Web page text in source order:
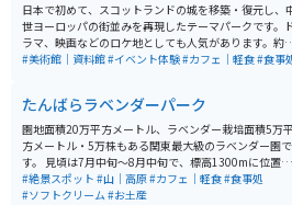
日本で初めて、スコットランドの城を移築・復元し、
世ヨーロッパの街並みを再現したテーマパークです。
ラマ、映画などのロケ地としても人気があります。約
0着の豪華ドレスを試せる「プリンセス体験」と「謎解
#美術館｜資料館#イベント体験#カフェ｜軽食#食事
たんばらラベンダーパーク
園地面積20万平方メートル、ラベンダー栽培面積5万平
方メートル・5万株もある関東最大級のラベンダー園で
す。 見頃は7月中旬～8月中旬で、標高1300mに位置す
るので涼しいです。園内には、見わたすかぎりのラベン
ダーや、カラフルな花々を並べた彩の丘、一面に咲くひ
#絶景スポット #山｜高原#カフェ｜軽食#食事処
#ソフトクリーム#お土産